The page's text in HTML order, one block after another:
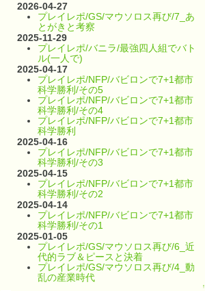
2026-04-27
プレイレポ/GS/マウソロス再び/7_あ
とがきと考察
2025-11-29
プレイレポ/バニラ/最強四人組でバト
ル(一人で)
2025-04-17
プレイレポ/NFP/バビロンで7+1都市
科学勝利/その5
プレイレポ/NFP/バビロンで7+1都市
科学勝利/その4
プレイレポ/NFP/バビロンで7+1都市
科学勝利
2025-04-16
プレイレポ/NFP/バビロンで7+1都市
科学勝利/その3
2025-04-15
プレイレポ/NFP/バビロンで7+1都市
科学勝利/その2
2025-04-14
プレイレポ/NFP/バビロンで7+1都市
科学勝利/その1
2025-01-05
プレイレポ/GS/マウソロス再び/6_近
代的ラブ＆ピースと決着
プレイレポ/GS/マウソロス再び/4_動
乱の産業時代
↑